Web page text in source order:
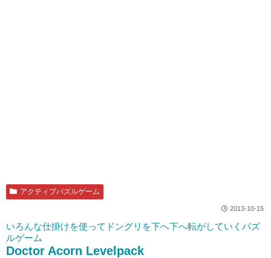
アクティブパズルゲーム
2013-10-15
いろんな仕掛けを使ってドングリを下へ下へ転がしていくパズ
ルゲーム
Doctor Acorn Levelpack